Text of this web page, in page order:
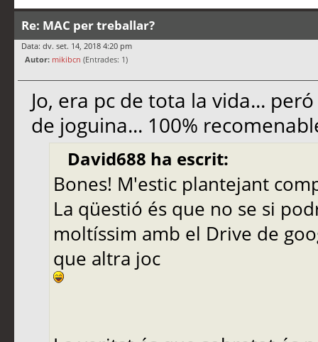
Re: MAC per treballar?
Data: dv. set. 14, 2018 4:20 pm
Autor: mikibcn (Entrades: 1)
Jo, era pc de tota la vida...
de joguina... 100%
David688 ha escrit:
Bones! M'estic plantejant
La qüestió és que no se si
moltíssim amb el Drive de
que altra joc